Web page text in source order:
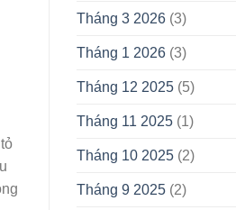
Tháng 3 2026(3)
Tháng 1 2026(3)
Tháng 12 2025(5)
Tháng 11 2025(1)
Tháng 10 2025(2)
Tháng 9 2025(2)